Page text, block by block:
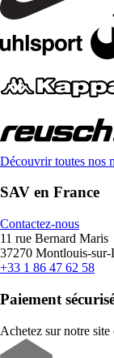
Découvrir toutes nos
SAV en France
Contactez-nous
11 rue Bernard Maris
37270 Montlouis-sur-
+33 1 86 47 62 58
Paiement
Achetez sur notre